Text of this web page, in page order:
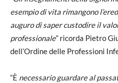
esempio di vita rimangono
auguro di saper custodire il
professionale” ricorda Pietro
dell’Ordine delle Professioni
“È necessario guardare al